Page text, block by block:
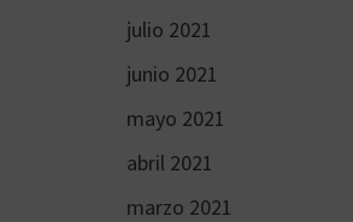
julio 2021
junio 2021
mayo 2021
abril 2021
marzo 2021